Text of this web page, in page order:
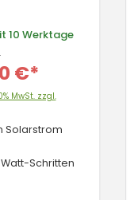
10 Werktage
€*
MwSt. zzgl.
Solarstrom
Schritten